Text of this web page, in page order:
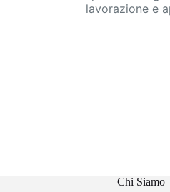
lavorazione e
Chi Siamo